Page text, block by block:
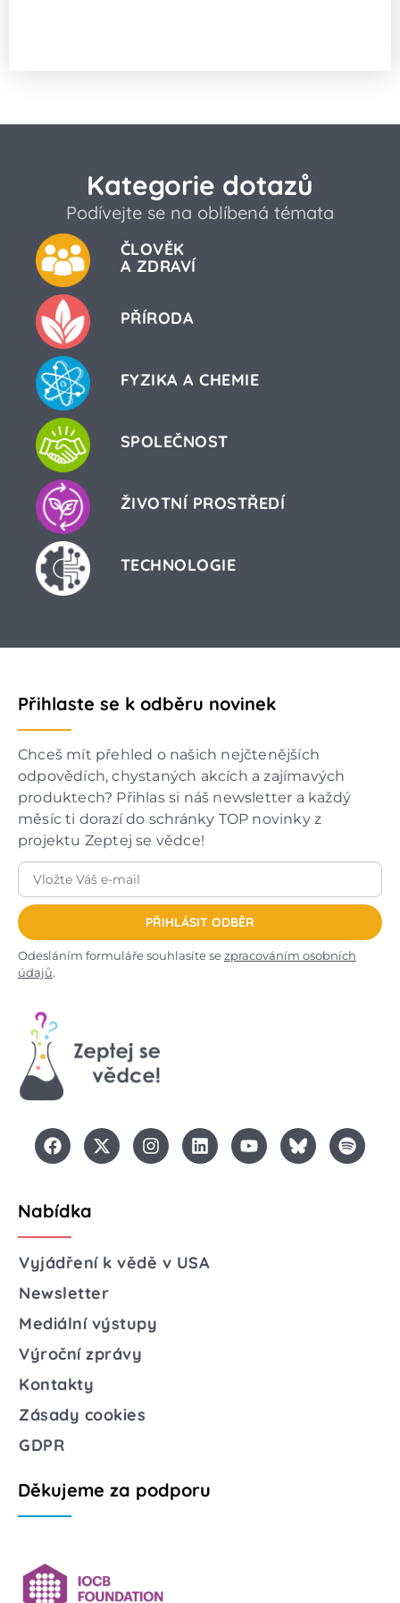
Kategorie dotazů
Podívejte se na oblíbená témata
ČLOVĚK
A ZDRAVÍ
PŘÍRODA
FYZIKA A CHEMIE
SPOLEČNOST
ŽIVOTNÍ PROSTŘEDÍ
TECHNOLOGIE
Přihlaste se k odběru novinek
Chceš mít přehled o našich nejčtenějších
odpovědích, chystaných akcích a zajímavých
produktech? Přihlas si náš newsletter a každý
měsíc ti dorazí do schránky TOP novinky z
projektu Zeptej se vědce!
PŘIHLÁSIT ODBĚR
Odesláním formuláře souhlasíte sezpracováním osobních
údajů.
Nabídka
Vyjádření k vědě v USA
Newsletter
Mediální výstupy
Výroční zprávy
Kontakty
Zásady cookies
GDPR
Děkujeme za podporu